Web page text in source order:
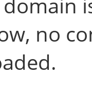
no